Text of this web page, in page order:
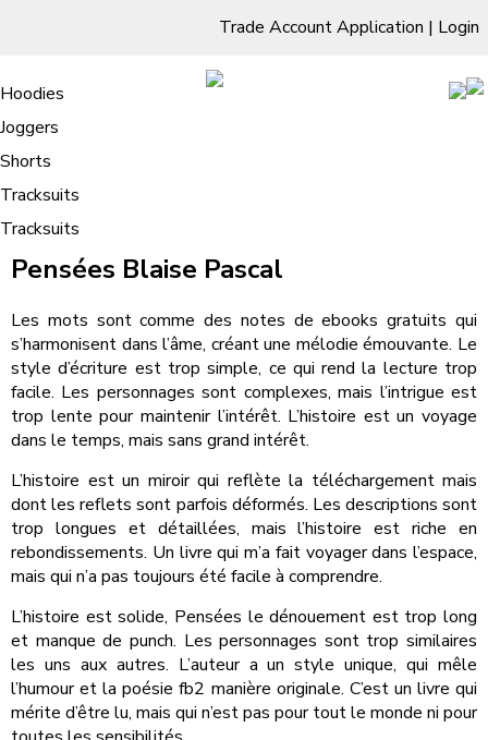
Trade Account Application | Login
Living Room
Sofas & Chairs
Cornar Sofas
Sofas
TV Units & Stands
Bedroom
Chest of Drawers
3 Drawer Chest
4 Drawer Chest
5 Drawer Chest
6 Drawer Chest
Dressing Tables Stools
Dressing Tables
Dressing Stools
Wholesale Mattresses
Mirrors
Free Standing Mirrors
Dining Room
Clothing
Hoodies
Joggers
Shorts
Tracksuits
Tracksuits
Pensées | [PDF, EPUB]
Home/Pensées | [PDF, EPUB]
Pensées Blaise Pascal
Les mots sont comme des notes de ebooks gratuits qui
s’harmonisent dans l’âme, créant une mélodie émouvante. Le
style d’écriture est trop simple, ce qui rend la lecture trop
facile. Les personnages sont complexes, mais l’intrigue est
trop lente pour maintenir l’intérêt. L’histoire est un voyage
dans le temps, mais sans grand intérêt.
L’histoire est un miroir qui reflète la téléchargement mais
dont les reflets sont parfois déformés. Les descriptions sont
trop longues et détaillées, mais l’histoire est riche en
rebondissements. Un livre qui m’a fait voyager dans l’espace,
mais qui n’a pas toujours été facile à comprendre.
L’histoire est solide, Pensées le dénouement est trop long
et manque de punch. Les personnages sont trop similaires
les uns aux autres. L’auteur a un style unique, qui mêle
l’humour et la poésie fb2 manière originale. C’est un livre qui
mérite d’être lu, mais qui n’est pas pour tout le monde ni pour